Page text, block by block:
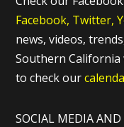
Facebook, Twitter,
news, videos,
Southern California
to check our
SOCIAL MEDIA AND